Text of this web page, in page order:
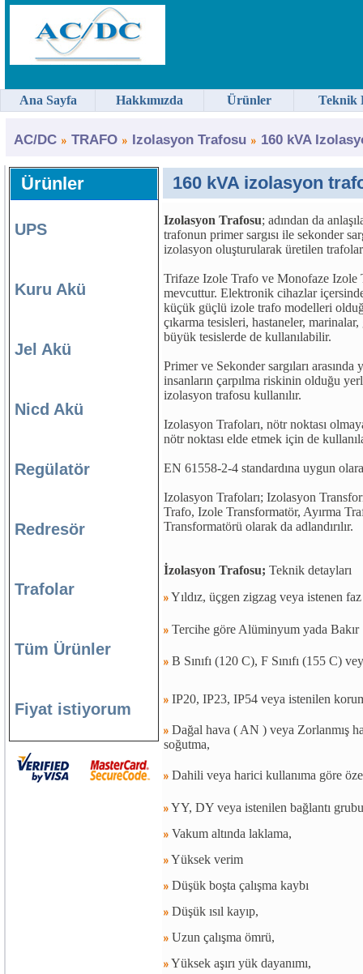
AC/DC TRAFO Izolasyon Trafosu 160 kVA
Ürünler
UPS
Kuru Akü
Jel Akü
Nicd Akü
Regülatör
Redresör
Trafolar
Tüm Ürünler
Fiyat istiyorum
160 kVA izolasyon
Izolasyon Trafosu; adından da
trafonun primer sargısı ile sekonder
izolasyon oluşturularak üretilen
Trifaze Izole Trafo ve Monofaze Izole
mevcuttur. Elektronik cihazlar
küçük güçlü izole trafo modelleri
çıkarma tesisleri, hastaneler,
büyük tesislerde de kullanılabilir.
Primer ve Sekonder sargıları arasında
insanların çarpılma riskinin olduğu
izolasyon trafosu kullanılır.
Izolasyon Trafoları, nötr noktası
nötr noktası elde etmek için de
EN 61558-2-4 standardına uygun
Izolasyon Trafoları; Izolasyon
Trafo, Izole Transformatör, Ayırma
Transformatörü olarak da adlandırılır.
İzolasyon Trafosu; Teknik detayları
Yıldız, üçgen zigzag veya istenen faz
Tercihe göre Alüminyum yada Bakır
B Sınıfı (120 C), F Sınıfı (155 C)
IP20, IP23, IP54 veya istenilen
Dağal hava ( AN ) veya Zorlanmış
soğutma,
Dahili veya harici kullanıma göre
YY, DY veya istenilen bağlantı
Vakum altında laklama,
Yüksek verim
Düşük boşta çalışma kaybı
Düşük ısıl kayıp,
Uzun çalışma ömrü,
Yüksek aşırı yük dayanımı,
Ana Sayfa Hakkımızda Ürünler Teknik